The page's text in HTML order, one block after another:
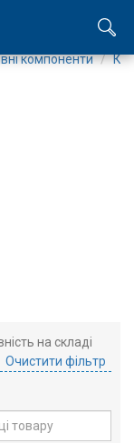
компоненти
на складі
Очистити фільтр